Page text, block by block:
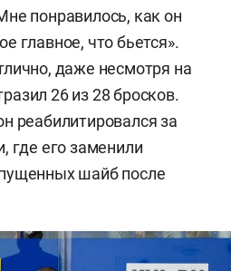
понравилось, как он
главное, что бьется».
даже несмотря на
26 из 28 бросков.
реабилитировался за
где его заменили
шайб после